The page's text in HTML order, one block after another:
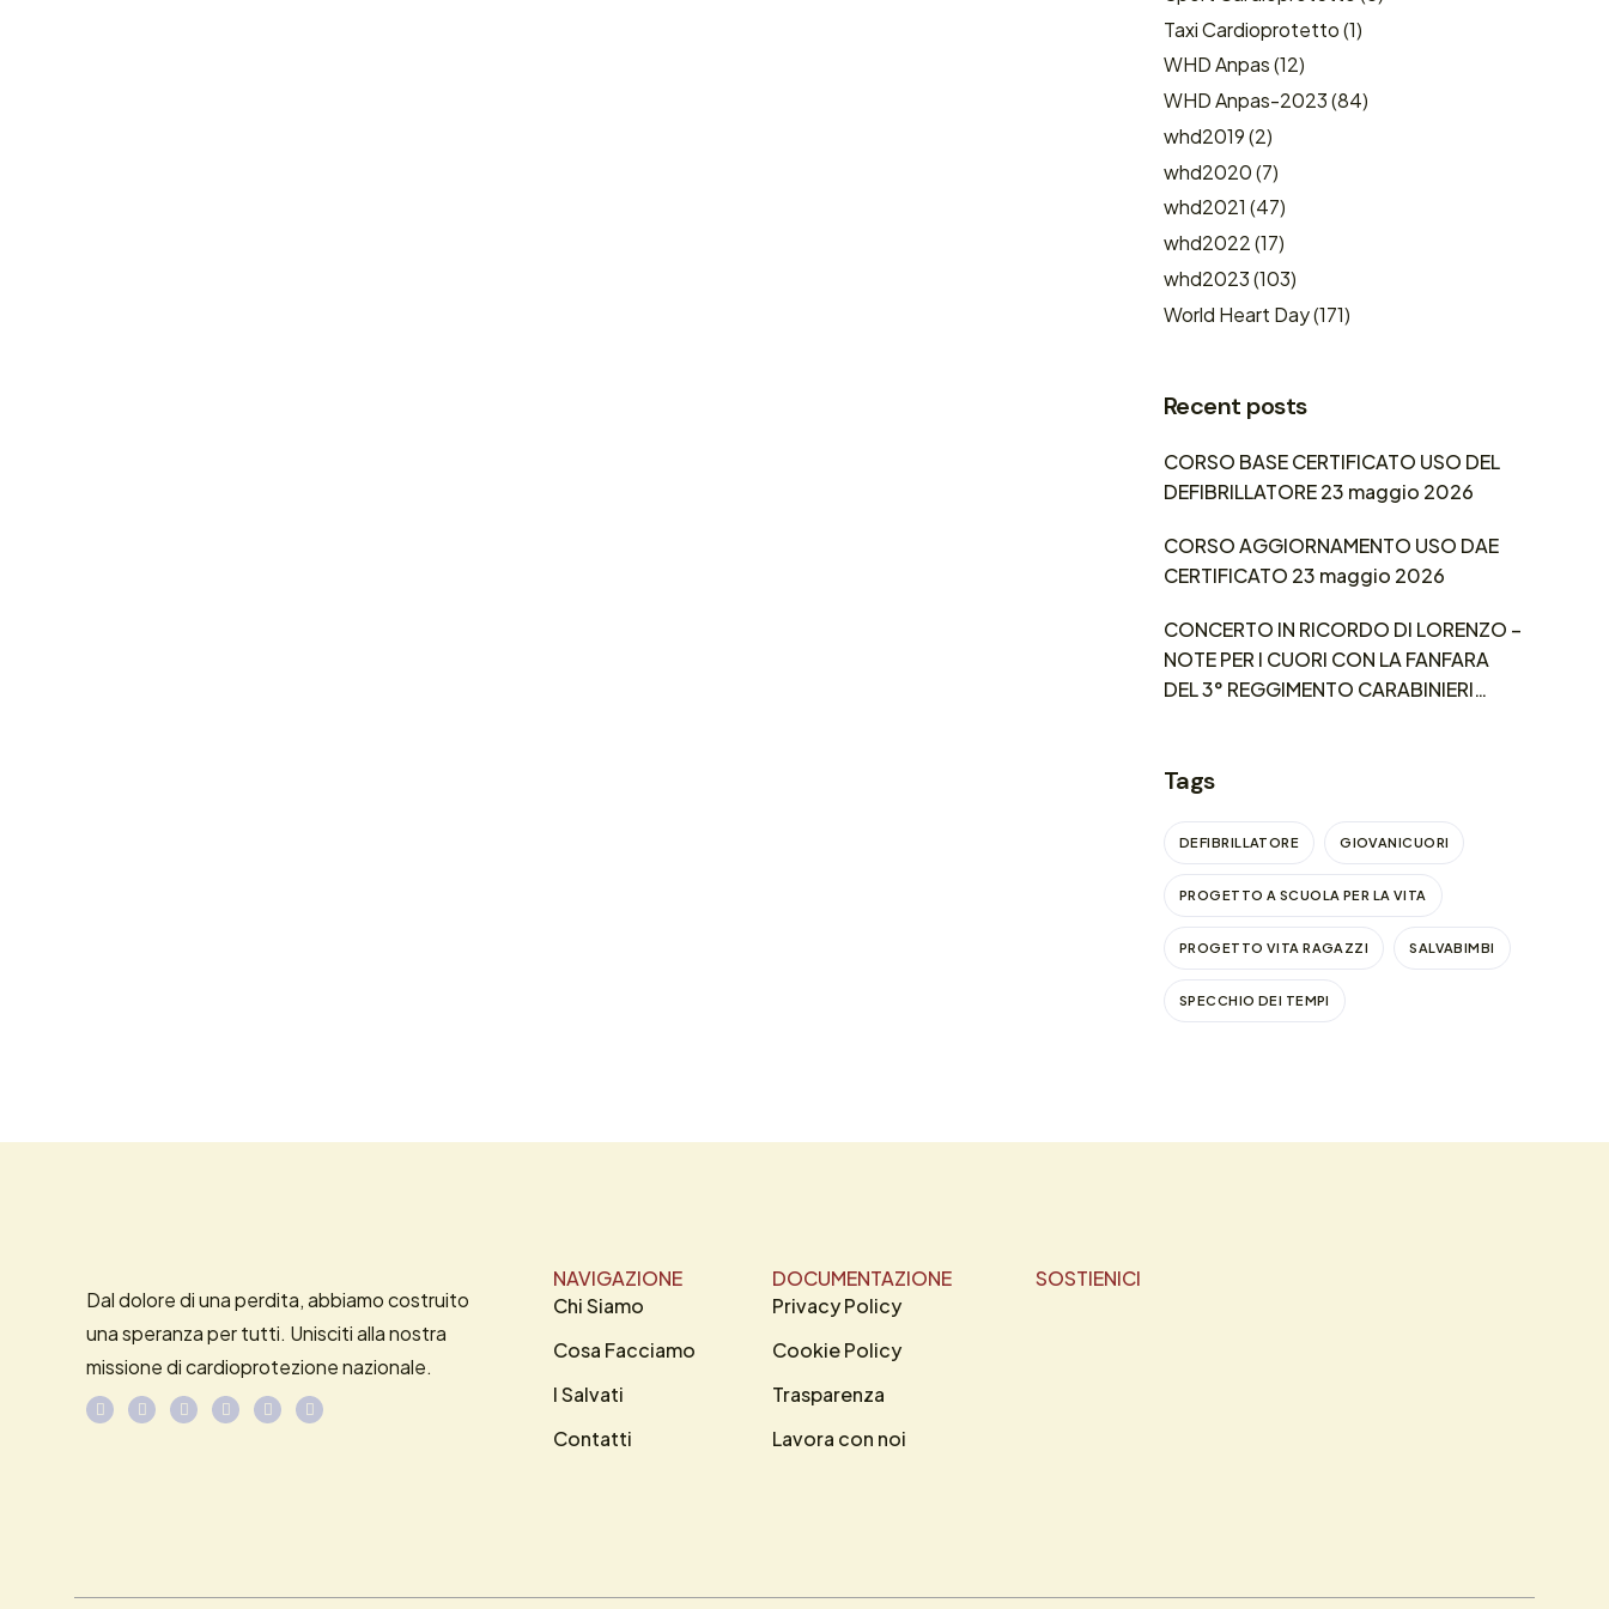
Taxi Cardioprotetto(1)
WHD Anpas(12)
WHD Anpas-2023(84)
whd2019(2)
whd2020(7)
whd2021 (47)
whd2022(17)
whd2023(103)
World Heart Day(171)
Recent posts
CORSO BASE CERTIFICATO USO DEL
DEFIBRILLATORE 23 maggio 2026
CORSO AGGIORNAMENTO USO DAE
CERTIFICATO 23 maggio 2026
CONCERTO IN RICORDO DI LORENZO –
NOTE PER I CUORI CON LA FANFARA
DEL 3° REGGIMENTO CARABINIERI
Tags
DEFIBRILLATORE GIOVANICUORI
PROGETTO A SCUOLA PER LA VITA
PROGETTO VITA RAGAZZI SALVABIMBI
SPECCHIO DEI TEMPI
Dal dolore di una perdita, abbiamo costruito
una speranza per tutti. Unisciti alla nostra
missione di cardioprotezione nazionale.
NAVIGAZIONE
Chi Siamo
Cosa Facciamo
I Salvati
Contatti
DOCUMENTAZIONE
Privacy Policy
Cookie Policy
Trasparenza
Lavora con noi
SOSTIENICI